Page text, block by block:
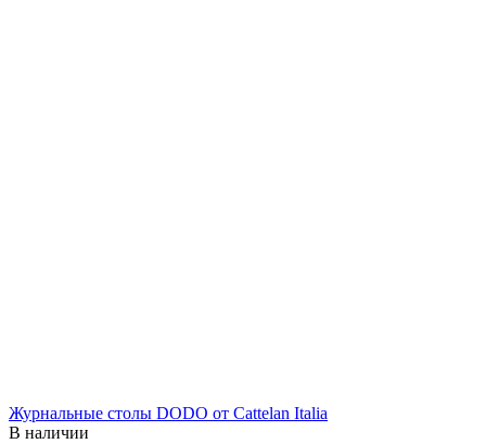
Журнальные столы DODO от Cattelan Italia
В наличии